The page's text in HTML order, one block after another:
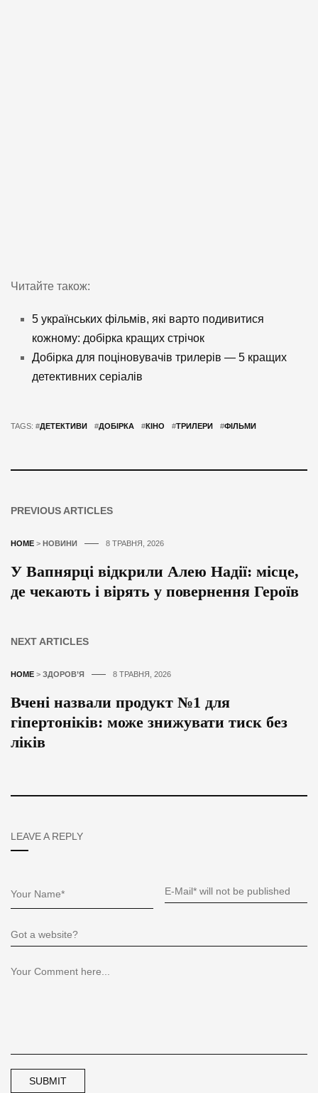
Читайте також:
5 українських фільмів, які варто подивитися
кожному: добірка кращих стрічок
Добірка для поціновувачів трилерів — 5 кращих
детективних серіалів
TAGS: #ДЕТЕКТИВИ #ДОБІРКА #КІНО #ТРИЛЕРИ #ФІЛЬМИ
PREVIOUS ARTICLES
HOME > НОВИНИ 8 ТРАВНЯ, 2026
У Вапнярці відкрили Алею Надії: місце,
де чекають і вірять у повернення Героїв
NEXT ARTICLES
HOME > ЗДОРОВ’Я 8 ТРАВНЯ, 2026
Вчені назвали продукт №1 для
гіпертоніків: може знижувати тиск без
ліків
LEAVE A REPLY